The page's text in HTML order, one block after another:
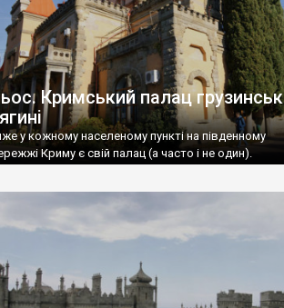
Кримський палац
у кожному населеному пункті на південному
Криму є свій палац (а часто і не один).